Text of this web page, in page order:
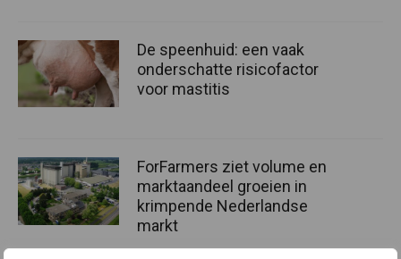
De speenhuid: een vaak
onderschatte risicofactor
voor mastitis
ForFarmers ziet volume en
marktaandeel groeien in
krimpende Nederlandse
markt